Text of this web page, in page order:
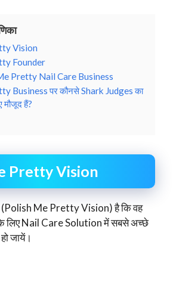
Vision
Founder
Pretty Nail Care Business
Business पर कौनसे Shark Judges का
हैं?
Pretty Vision
(Polish Me Pretty Vision) है कि वह
लिए Nail Care Solution में सबसे अच्छे
जायें।